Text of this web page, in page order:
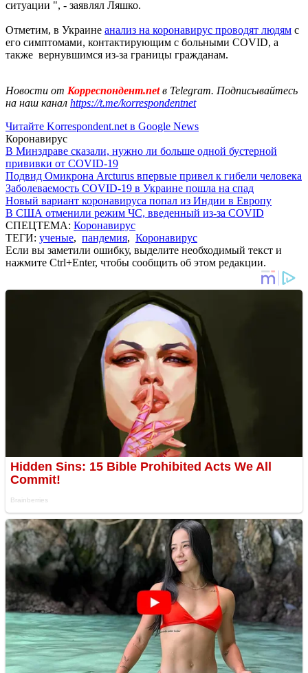
ситуации ", - заявлял Ляшко.
Отметим, в Украине анализ на коронавирус проводят людям с
его симптомами, контактирующим с больными COVID, а
также вернувшимся из-за границы гражданам.
Новости от Корреспондент.netв Telegram. Подписывайтесь
на наш канал https://t.me/korrespondentnet
Читайте Korrespondent.net в Google News
Коронавирус
В Минздраве сказали, нужно ли больше одной бустерной
прививки от COVID-19
Подвид Омикрона Arcturus впервые привел к гибели человека
Заболеваемость COVID-19 в Украине пошла на спад
Новый вариант коронавируса попал из Индии в Европу
В США отменили режим ЧС, введенный из-за COVID
СПЕЦТЕМА: Коронавирус
ТЕГИ: ученые, пандемия, Коронавирус
Если вы заметили ошибку, выделите необходимый текст и
нажмите Ctrl+Enter, чтобы сообщить об этом редакции.